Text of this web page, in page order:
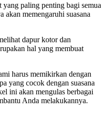
paling penting bagi semua
akan memengaruhi suasana
dapur kotor dan
hal yang membuat
harus memikirkan dengan
yang cocok dengan suasana
ini akan mengulas berbagai
Anda melakukannya.